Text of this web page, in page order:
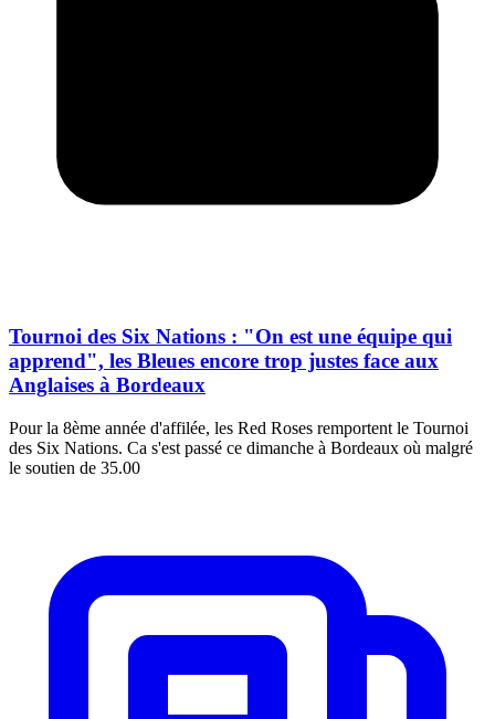
Tournoi des Six Nations : "On est une équipe qui
apprend", les Bleues encore trop justes face aux
Anglaises à Bordeaux
Pour la 8ème année d'affilée, les Red Roses remportent le Tournoi
des Six Nations. Ca s'est passé ce dimanche à Bordeaux où malgré
le soutien de 35.00